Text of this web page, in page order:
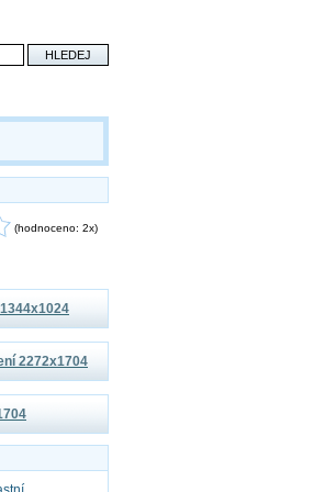
(hodnoceno: 2x)
2272x1704